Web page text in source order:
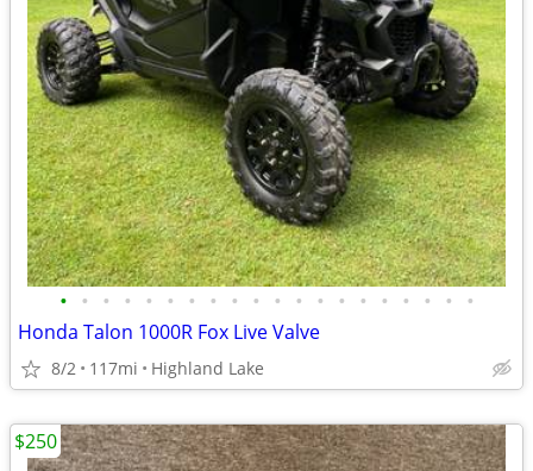
• • • • • • • • • • • • • • • • • • • •
Honda Talon 1000R Fox Live Valve
8/2 117mi Highland Lake
$250